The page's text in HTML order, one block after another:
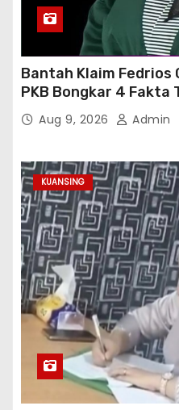
Bantah Klaim Fedrios
PKB Bongkar 4 Fakta
Jalan Simpang
Aug 9, 2026 Admin
KUANSING